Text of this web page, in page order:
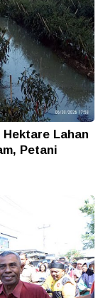
Lahan
Petani